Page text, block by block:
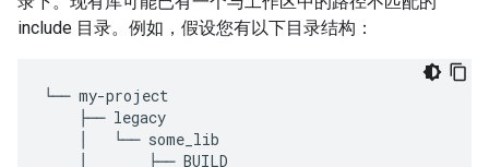
include 目录。例如，假设您有以下目录结构：
└── my-project
├── legacy
└── some_lib
├── BUILD